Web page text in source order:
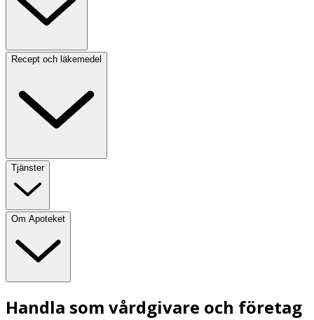
Recept och läkemedel
Tjänster
Om Apoteket
Handla som vårdgivare och företag